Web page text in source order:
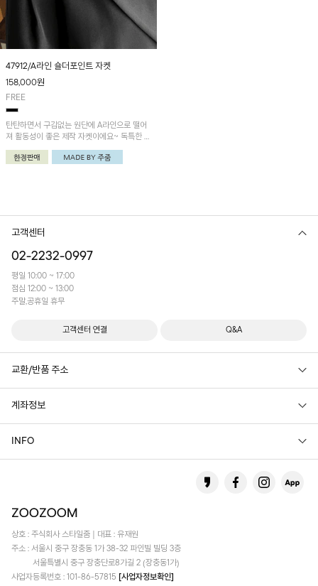
47912/A라인 숄더포인트 자켓
158,000원
FREE
탄탄하면서 구김없는 원단에 A라인으로 떨어
져 활동성이 좋은 제작 자켓이에요~ 독특한 어
깨 디테일로 세련됨 UP!
고객센터
02-2232-0997
평일 10:00 ~ 17:00
점심 12:00 ~ 13:00
주말,공휴일 휴무
고객센터 연결 Q&A
교환/반품 주소
계좌정보
INFO
상호 : 주식회사 스타일줌 | 대표 : 유재원
주소 : 서울시 중구 장충동 1가 38-32 파인빌 빌딩 3층
서울특별시 중구 장충단로8가길 2 (장충동1가)
사업자등록번호 : 101-86-57815 [사업자정보확인]